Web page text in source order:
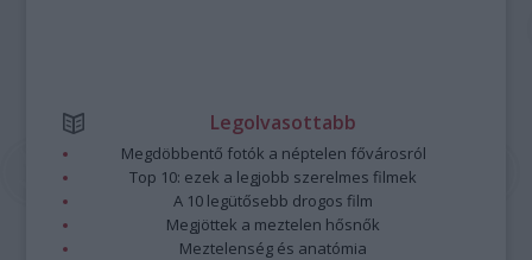
Legolvasottabb
Megdöbbentő fotók a néptelen fővárosról
Top 10: ezek a legjobb szerelmes filmek
A 10 legütősebb drogos film
Megjöttek a meztelen hősnők
Meztelenség és anatómia